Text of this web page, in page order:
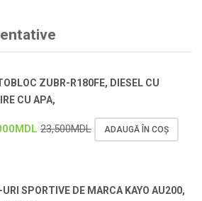
ZUBR-R180FE, DIESEL CU
CU APA,
MDL 23,500MDL ADAUGĂ ÎN COȘ
SPORTIVE DE MARCA KAYO AU200,